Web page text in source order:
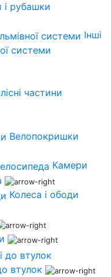
і рубашки
Інші
системи
частини
Велопокришки
Камери
Колеса і ободи
втулок